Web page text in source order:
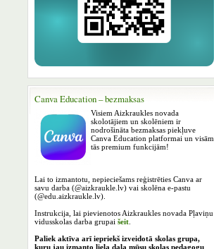
Canva Education – bezmaksas
Visiem Aizkraukles novada
skolotājiem un skolēniem ir
nodrošināta bezmaksas piekļuve
Canva Education platformai un visām
tās premium funkcijām!
Lai to izmantotu, nepieciešams reģistrēties Canva ar
savu darba (@aizkraukle.lv) vai skolēna e-pastu
(@edu.aizkraukle.lv).
Instrukcija, lai pievienotos Aizkraukles novada Pļaviņu
vidusskolas darba grupai šeit
Paliek aktīva arī iepriekš izveidotā skolas grupa,
kuru jau izmanto liela daļa mūsu skolas pedagogu